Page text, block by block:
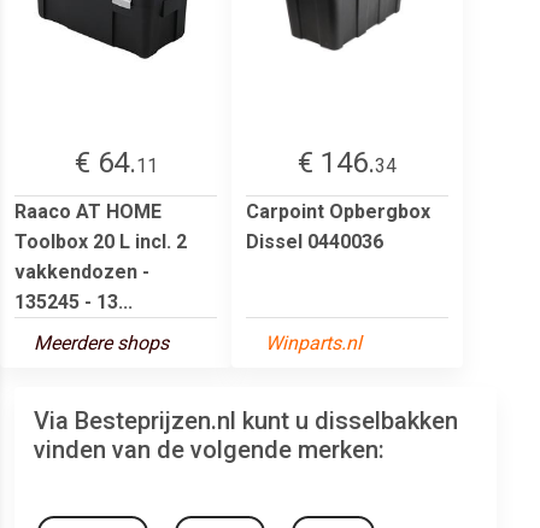
€ 64.11
Raaco AT HOME
Toolbox 20 L incl. 2
vakkendozen -
135245 - 13...
Meerdere shops
€ 146.34
Carpoint Opbergbox
Dissel 0440036
Winparts.nl
Via Besteprijzen.nl kunt u disselbakken
vinden van de volgende merken: